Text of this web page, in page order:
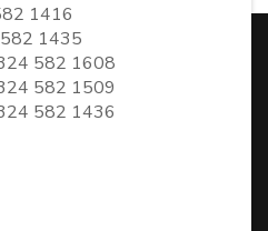
1416
1435
582 1608
582 1509
582 1436